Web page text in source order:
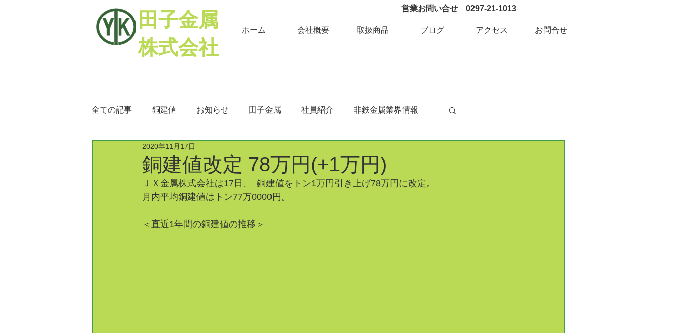
営業お問い合せ 0297-21-1013
田子金属
株式会社
ホーム 会社概要 取扱商品 ブログ アクセス お問合せ
全ての記事 銅建値 お知らせ 田子金属 社員紹介 非鉄金属業界情報
ミックスメタル
銅建値改定 78万円(+1万円)
2020年11月17日
ＪＸ金属株式会社は17日、  銅建値をトン1万円引き上げ78万円に改定。
月内平均銅建値はトン77万0000円。
＜直近1年間の銅建値の推移＞